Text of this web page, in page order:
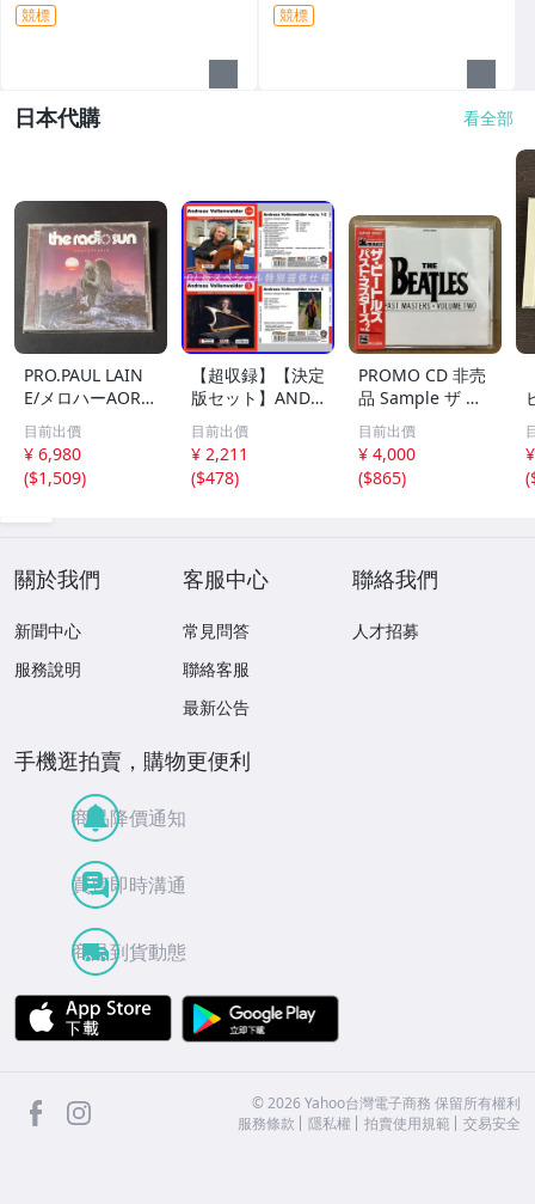
競標 競標
日本代購 看全部
PRO.PAUL LAIN
E/メロハーAOR◆
THE RADIO SUN/
UNSTOPPABLE
目前出價
¥ 6,980
($1,509)
【超収録】【決定
版セット】ANDR
EAS VOLLENWEI
DER CD1+2+3 厳
選プレミア音源集
MP3CD-DLVer 3
目前出價
¥ 2,211
($478)
PROMO CD 非売
品 Sample ザ ビ
ートルズ パスト
マスターズ VOL.2
CP32-5602 THE
BEATLES / PAST
目前出價
¥ 4,000
($865)
(
關於我們
新聞中心
服務說明
客服中心
常見問答
聯絡客服
最新公告
聯絡我們
人才招募
手機逛拍賣，購物更便利
商品降價通知
買賣即時溝通
商品到貨動態
APP Store
facebook ©2026 Yahoo台灣電子商務 保留所有權利
服務條款
隱私權 拍賣使用規範 交易安全